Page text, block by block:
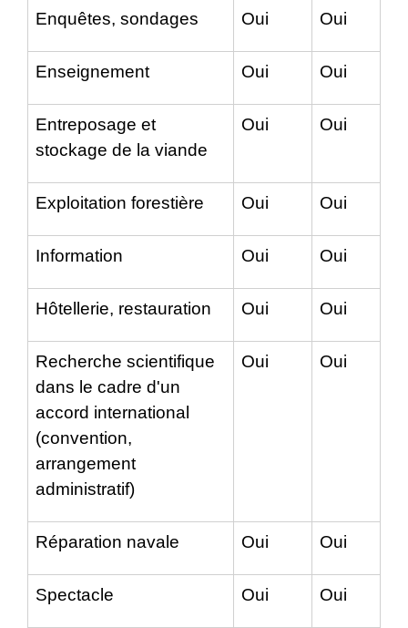
Enquêtes, sondages Oui Oui
Enseignement Oui Oui
Entreposage et
stockage de la viande
Oui Oui
Exploitation forestière Oui Oui
Information Oui Oui
Hôtellerie, restauration Oui Oui
Recherche scientifique
dans le cadre d'un
accord international
(convention,
arrangement
administratif)
Oui Oui
Réparation navale Oui Oui
Spectacle Oui Oui